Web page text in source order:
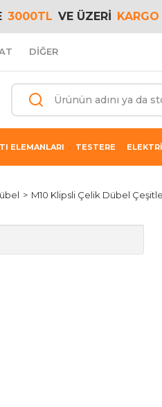
3000TL VE ÜZERİ
DİĞER
ELEMANLARI TESTERE
M10 Klipsli Çelik Dübel